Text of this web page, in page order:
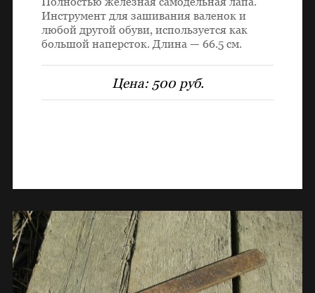
Инструмент для зашивания валенок и
любой другой обуви, используется как
большой наперсток. Длина — 66.5 см.
Цена: 500 руб.